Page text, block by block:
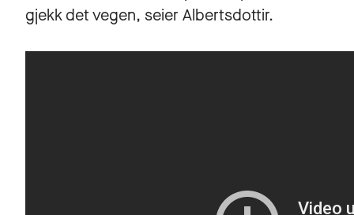
gjekk det vegen, seier Albertsdottir.